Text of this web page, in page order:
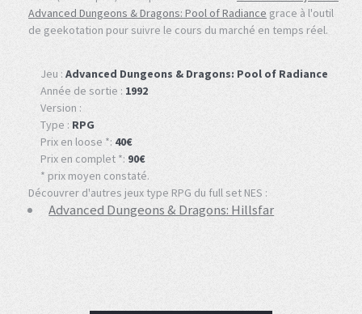
Advanced Dungeons & Dragons: Pool of Radiance grace à l'outil
de geekotation pour suivre le cours du marché en temps réel.
Jeu : Advanced Dungeons & Dragons: Pool of Radiance
Année de sortie : 1992
Version :
Type : RPG
Prix en loose *: 40€
Prix en complet *: 90€
* prix moyen constaté.
Découvrer d'autres jeux type RPG du full set NES :
Advanced Dungeons & Dragons: Hillsfar